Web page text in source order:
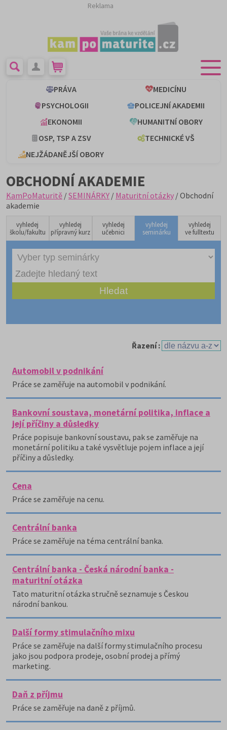
Reklama
PRÁVA
MEDICÍNU
PSYCHOLOGII
POLICEJNÍ AKADEMII
EKONOMII
HUMANITNÍ OBORY
OSP, TSP A ZSV
TECHNICKÉ VŠ
NEJŽÁDANĚJŠÍ OBORY
OBCHODNÍ AKADEMIE
KamPoMaturitě /SEMINÁRKY / Maturitní otázky / Obchodní
akademie
vyhledej
školu/fakultu
vyhledej
přípravný kurz
vyhledej
učebnici
vyhledej
seminárku
vyhledej
ve fulltextu
Řazení :
Automobil v podnikání
Práce se zaměřuje na automobil v podnikání.
Bankovní soustava, monetární politika, inflace a
její příčiny a důsledky
Práce popisuje bankovní soustavu, pak se zaměřuje na
monetární politiku a také vysvětluje pojem inflace a její
příčiny a důsledky.
Cena
Práce se zaměřuje na cenu.
Centrální banka
Práce se zaměřuje na téma centrální banka.
Centrální banka - Česká národní banka -
maturitní otázka
Tato maturitní otázka stručně seznamuje s Českou
národní bankou.
Další formy stimulačního mixu
Práce se zaměřuje na další formy stimulačního procesu
jako jsou podpora prodeje, osobní prodej a přímý
marketing.
Daň z příjmu
Práce se zaměřuje na daně z příjmů.